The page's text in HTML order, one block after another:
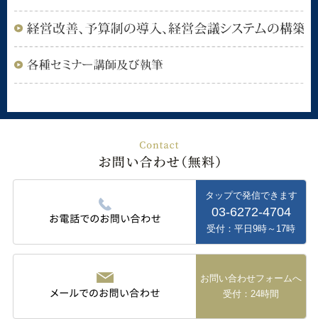
タップで発信できます
03-6272-4704
受付：平日9時～17時
お問い合わせフォームへ
受付：24時間